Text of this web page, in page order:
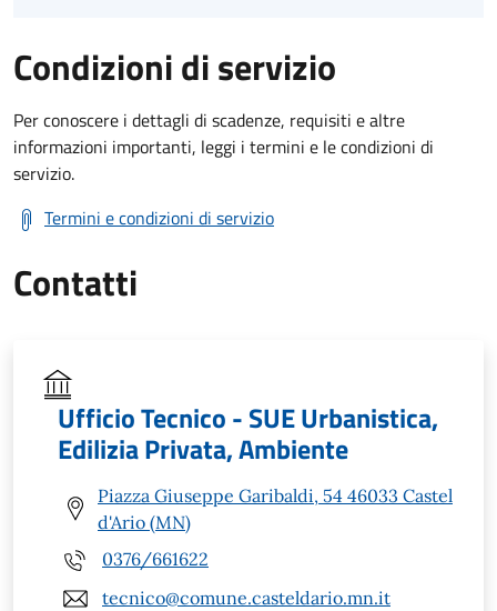
Condizioni di servizio
Per conoscere i dettagli di scadenze, requisiti e altre
informazioni importanti, leggi i termini e le condizioni di
servizio.
Termini e condizioni di servizio
Contatti
Ufficio Tecnico - SUE Urbanistica,
Edilizia Privata, Ambiente
Piazza Giuseppe Garibaldi, 54 46033 Castel
d'Ario (MN)
0376/661622
tecnico@comune.casteldario.mn.it